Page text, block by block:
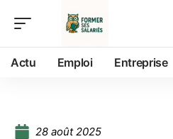
Actu Emploi Entreprise
28 août 2025